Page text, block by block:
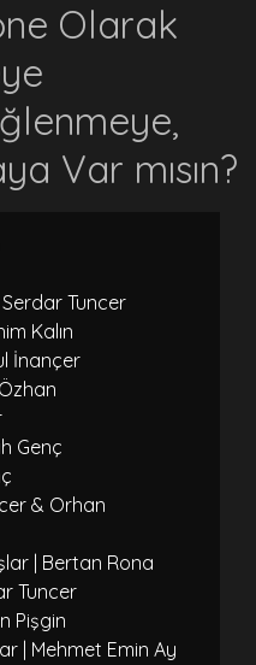
Olarak
Var mısın?
Serdar Tuncer
Kalın
İnançer
Genç
& Orhan
| Bertan Rona
Tuncer
Pişgin
| Mehmet Emin Ay